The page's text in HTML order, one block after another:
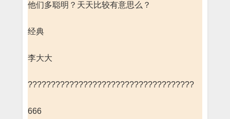
他们多聪明？天天比较有意思么？
经典
李大大
????????????????????????????????????
666